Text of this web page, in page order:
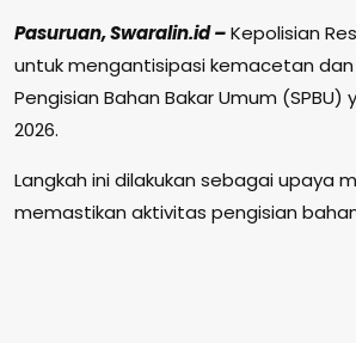
Pasuruan, Swaralin.id –Kepolisian
untuk mengantisipasi kemacetan
Pengisian Bahan Bakar Umum
2026.
Langkah ini dilakukan sebagai upaya
memastikan aktivitas pengisian